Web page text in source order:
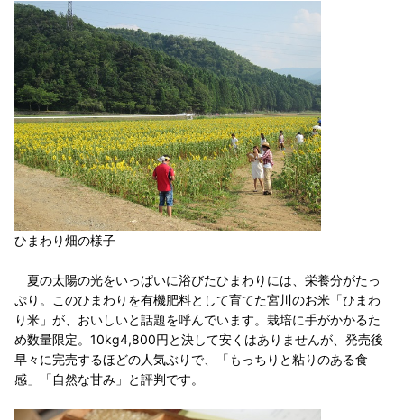
ひまわり畑の様子
夏の太陽の光をいっぱいに浴びたひまわりには、栄養分がたっ
ぷり。このひまわりを有機肥料として育てた宮川のお米「ひまわ
り米」が、おいしいと話題を呼んでいます。栽培に手がかかるた
め数量限定。10kg4,800円と決して安くはありませんが、発売後
早々に完売するほどの人気ぶりで、「もっちりと粘りのある食
感」「自然な甘み」と評判です。